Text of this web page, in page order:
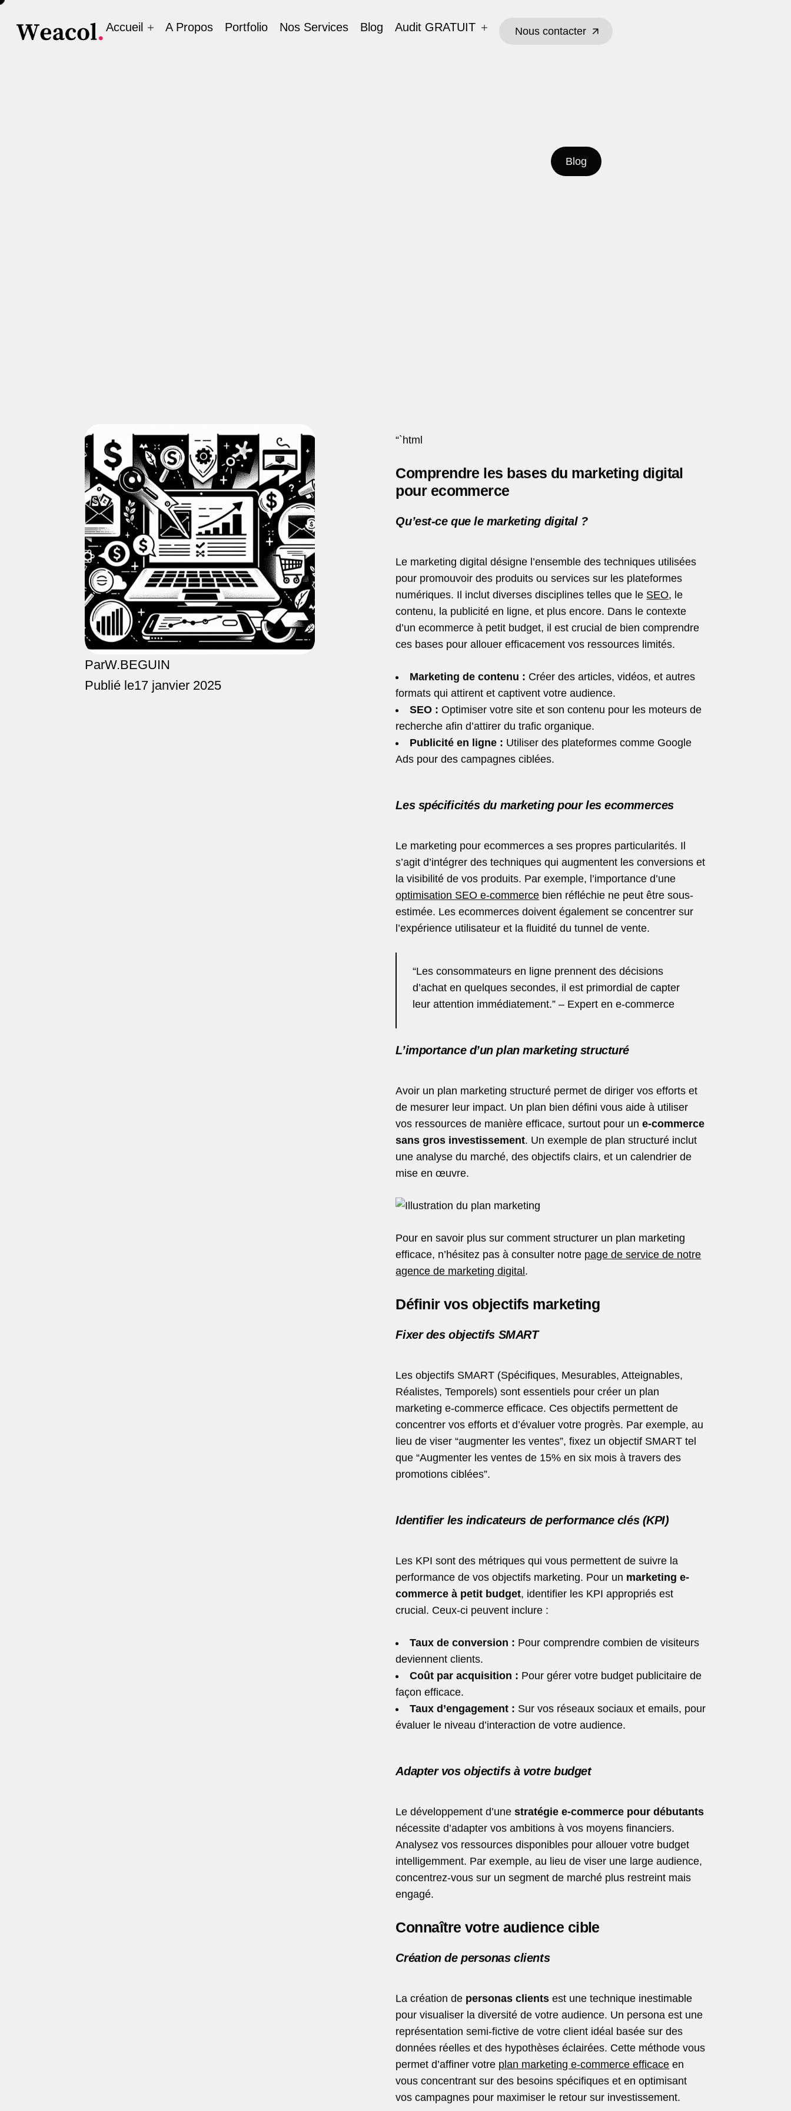
Accueil A Propos Portfolio Nos Services Blog Audit GRATUIT
Nous contacter
Blog
ParW.BEGUIN
Publié le17 janvier 2025
“`html
Comprendre les bases du marketing digital
pour ecommerce
Qu’est-ce que le marketing digital ?
Le marketing digital désigne l’ensemble des techniques utilisées
pour promouvoir des produits ou services sur les plateformes
numériques. Il inclut diverses disciplines telles que le SEO, le
contenu, la publicité en ligne, et plus encore. Dans le contexte
d’un ecommerce à petit budget, il est crucial de bien comprendre
ces bases pour allouer efficacement vos ressources limités.
Marketing de contenu : Créer des articles, vidéos, et autres
formats qui attirent et captivent votre audience.
SEO : Optimiser votre site et son contenu pour les moteurs de
recherche afin d’attirer du trafic organique.
Publicité en ligne : Utiliser des plateformes comme Google
Ads pour des campagnes ciblées.
Les spécificités du marketing pour les ecommerces
Le marketing pour ecommerces a ses propres particularités. Il
s’agit d’intégrer des techniques qui augmentent les conversions et
la visibilité de vos produits. Par exemple, l’importance d’une
optimisation SEO e-commerce bien réfléchie ne peut être sous-
estimée. Les ecommerces doivent également se concentrer sur
l’expérience utilisateur et la fluidité du tunnel de vente.
“Les consommateurs en ligne prennent des décisions
d’achat en quelques secondes, il est primordial de capter
leur attention immédiatement.” – Expert en e-commerce
L’importance d’un plan marketing structuré
Avoir un plan marketing structuré permet de diriger vos efforts et
de mesurer leur impact. Un plan bien défini vous aide à utiliser
vos ressources de manière efficace, surtout pour une-commerce
sans gros investissement. Un exemple de plan structuré inclut
une analyse du marché, des objectifs clairs, et un calendrier de
mise en œuvre.
Pour en savoir plus sur comment structurer un plan marketing
efficace, n’hésitez pas à consulter notre page de service de notre
agence de marketing digital.
Définir vos objectifs marketing
Fixer des objectifs SMART
Les objectifs SMART (Spécifiques, Mesurables, Atteignables,
Réalistes, Temporels) sont essentiels pour créer un plan
marketing e-commerce efficace. Ces objectifs permettent de
concentrer vos efforts et d’évaluer votre progrès. Par exemple, au
lieu de viser “augmenter les ventes”, fixez un objectif SMART tel
que “Augmenter les ventes de 15% en six mois à travers des
promotions ciblées”.
Identifier les indicateurs de performance clés (KPI)
Les KPI sont des métriques qui vous permettent de suivre la
performance de vos objectifs marketing. Pour un marketing e-
commerce à petit budget, identifier les KPI appropriés est
crucial. Ceux-ci peuvent inclure :
Taux de conversion : Pour comprendre combien de visiteurs
deviennent clients.
Coût par acquisition : Pour gérer votre budget publicitaire de
façon efficace.
Taux d’engagement : Sur vos réseaux sociaux et emails, pour
évaluer le niveau d’interaction de votre audience.
Adapter vos objectifs à votre budget
Le développement d’unestratégie e-commerce pour débutants
nécessite d’adapter vos ambitions à vos moyens financiers.
Analysez vos ressources disponibles pour allouer votre budget
intelligemment. Par exemple, au lieu de viser une large audience,
concentrez-vous sur un segment de marché plus restreint mais
engagé.
Connaître votre audience cible
Création de personas clients
La création de personas clients est une technique inestimable
pour visualiser la diversité de votre audience. Un persona est une
représentation semi-fictive de votre client idéal basée sur des
données réelles et des hypothèses éclairées. Cette méthode vous
permet d’affiner votre plan marketing e-commerce efficace en
vous concentrant sur des besoins spécifiques et en optimisant
vos campagnes pour maximiser le retour sur investissement.